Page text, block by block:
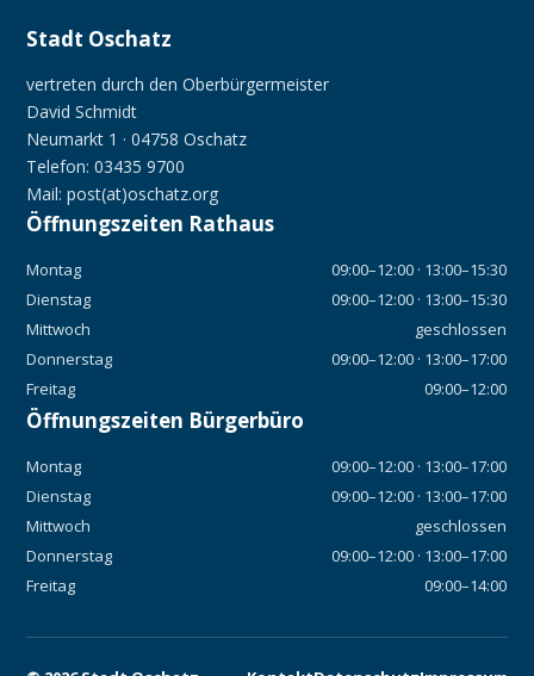
Stadt Oschatz
vertreten durch den Oberbürgermeister
David Schmidt
Neumarkt 1 · 04758 Oschatz
Telefon: 03435 9700
Mail: post(at)oschatz.org
Öffnungszeiten Rathaus
Montag
09:00–12:00 · 13:00–15:30
Dienstag
09:00–12:00 · 13:00–15:30
Mittwoch
geschlossen
Donnerstag
09:00–12:00 · 13:00–17:00
Freitag
09:00–12:00
Öffnungszeiten Bürgerbüro
Montag
09:00–12:00 · 13:00–17:00
Dienstag
09:00–12:00 · 13:00–17:00
Mittwoch
geschlossen
Donnerstag
09:00–12:00 · 13:00–17:00
Freitag
09:00–14:00